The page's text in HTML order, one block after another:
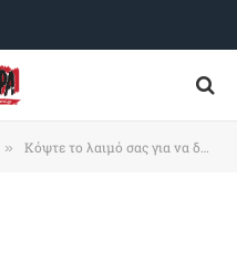
» Κόψτε το λαιμό σας για να δώσετε λύση για τα παιδιά του Ειδικού Γυμνασίου-Λυκείου Ηλιούπολης